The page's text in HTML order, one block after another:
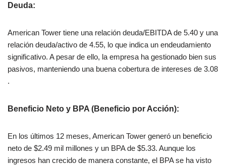
Deuda:
American Tower tiene una relación deuda/EBITDA de 5.40 y una
relación deuda/activo de 4.55, lo que indica un endeudamiento
significativo. A pesar de ello, la empresa ha gestionado bien sus
pasivos, manteniendo una buena cobertura de intereses de 3.08​
.
Beneficio Neto y BPA (Beneficio por Acción):
En los últimos 12 meses, American Tower generó un beneficio
neto de $2.49 mil millones y un BPA de $5.33. Aunque los
ingresos han crecido de manera constante, el BPA se ha visto